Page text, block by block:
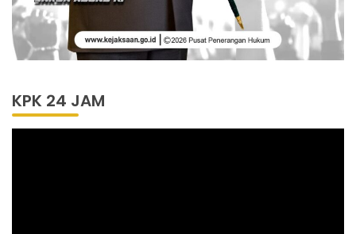
KPK 24 JAM